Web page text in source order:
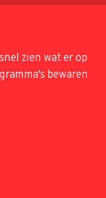
zien wat er op
bewaren